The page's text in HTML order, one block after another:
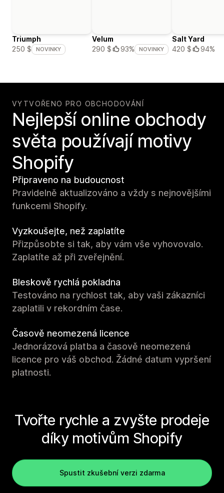
Triumph
250 $
NOVINKY
Velum
290 $
93% NOVINKY
Salt Yard
420 $
94%
VYTVOŘENO PRO OBCHODOVÁNÍ
Nejlepší online obchody
světa používají motivy
Shopify
Připraveno na budoucnost
Pravidelně aktualizováno a vždy s nejnovějšími
funkcemi Shopify.
Vyzkoušejte, než zaplatíte
Přizpůsobte si tak, aby vám vše vyhovovalo.
Zaplatíte až při zveřejnění.
Bleskově rychlá pokladna
Testováno na rychlost tak, aby vaši zákazníci
zaplatili v rekordním čase.
Časově neomezená licence
Jednorázová platba a časově neomezená
licence pro váš obchod. Žádné datum vypršení
platnosti.
Tvořte rychle a zvyšte prodeje
díky motivům Shopify
Spustit zkušební verzi zdarma